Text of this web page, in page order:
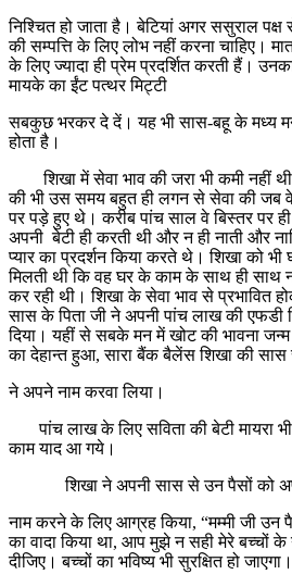
निश्चित हो जाता है। बेटियां अगर ससुराल
की सम्पत्ति के लिए लोभ नहीं करना चाहिए।
के लिए ज्यादा ही प्रेम प्रदर्शित करती हैं।
मायके का ईंट पत्थर मिट्टी
सबकुछ भरकर दे दें। यह भी सास-बहू के मध्य
होता है।
शिखा में सेवा भाव की जरा भी कमी नहीं
की भी उस समय बहुत ही लगन से सेवा की जब वे
पर पड़े हुए थे। करीब पांच साल वे बिस्तर पर
अपनी बेटी ही करती थी और न ही नाती और
प्यार का प्रदर्शन किया करते थे। शिखा को भी
मिलती थी कि वह घर के काम के साथ ही साथ
कर रही थी। शिखा के सेवा भाव से प्रभावित
सास के पिता जी ने अपनी पांच लाख की एफडी
दिया। यहीं से सबके मन में खोट की भावना
का देहान्त हुआ, सारा बैंक बैलेंस शिखा की सास
ने अपने नाम करवा लिया।
पांच लाख के लिए सविता की बेटी मायरा
काम याद आ गये।
शिखा ने अपनी सास से उन पैसों को
नाम करने के लिए आग्रह किया, “मम्मी जी उन
का वादा किया था, आप मुझे न सही मेरे बच्चों
दीजिए। बच्चों का भविष्य भी सुरक्षित हो